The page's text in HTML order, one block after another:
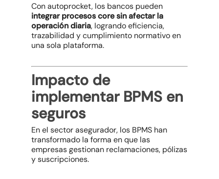
Con autoprocket, los bancos pueden
integrar procesos core sin afectar la
operación diaria, logrando eficiencia,
trazabilidad y cumplimiento normativo en
una sola plataforma.
Impacto de
implementar BPMS en
seguros
En el sector asegurador, los BPMS han
transformado la forma en que las
empresas gestionan reclamaciones, pólizas
y suscripciones.